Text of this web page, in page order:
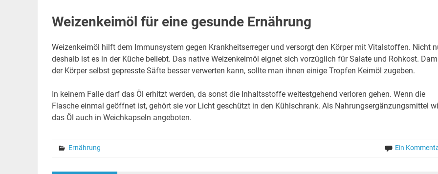
Weizenkeimöl für eine gesunde Ernährung
Weizenkeimöl hilft dem Immunsystem gegen Krankheitserreger und versorgt den Körper mit Vitalstoffen. Nicht
deshalb ist es in der Küche beliebt. Das native Weizenkeimöl eignet sich vorzüglich für Salate und Rohkost.
der Körper selbst gepresste Säfte besser verwerten kann, sollte man ihnen einige Tropfen Keimöl zugeben.
In keinem Falle darf das Öl erhitzt werden, da sonst die Inhaltsstoffe weitestgehend verloren gehen. Wenn die
Flasche einmal geöffnet ist, gehört sie vor Licht geschützt in den Kühlschrank. Als Nahrungsergänzungsmittel
das Öl auch in Weichkapseln angeboten.
Ernährung Ein